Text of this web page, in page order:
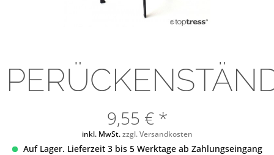
9,55 € *
inkl. MwSt.zzgl. Versandkosten
Auf Lager. Lieferzeit 3 bis 5 Werktage ab Zahlungseingang